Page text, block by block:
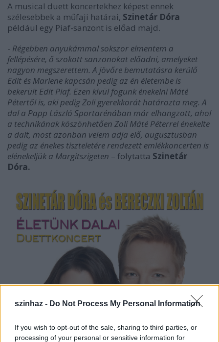
szinhaz - Do Not Process My Personal Information
If you wish to opt-out of the sale, sharing to third parties, or
processing of your personal or sensitive information for
A musical duett koncertekhez képest ennek
szélesebbek a műfaji határai, Szinetár Dóra
például egy Piaf-sanzont is előad majd.
- Régebben anyukámmal sokszor elmentem a
fellépésére, ő szokott sanzonokat előadni, amelyeket
nagyon megszerettem. A jövőre bemutatásra kerülő
Edit és Marlene kapcsán pedig az én életembe is
bekerült Edit Piaf. Ezen kívül fogunk énekelni Máté
Pétertől is, aki pedig Zoli gyerekkorát határozta meg. A
dal a Papp László Sportarénában már elhangzott, ahol
a technikának köszönhetően Zoli Máté Péterrel énekelte
a dalt, most azonban velem adja elő, augusztusban
pedig az énekes tiszteletére rendezett emlékkoncerten is
elénekeljük a Margitszigeten – folytatta Szinetár
Dóra.